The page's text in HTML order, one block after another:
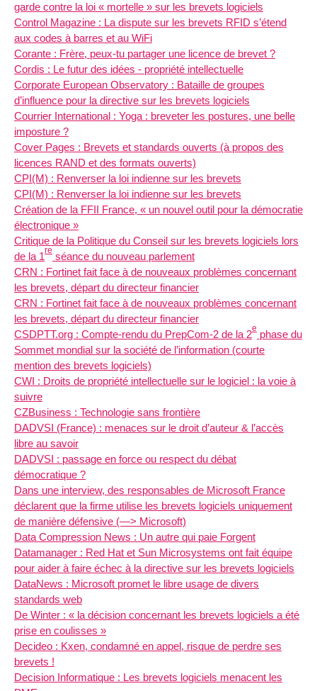
garde contre la loi « mortelle » sur les brevets logiciels
Control Magazine : La dispute sur les brevets RFID s’étend
aux codes à barres et au WiFi
Corante : Frère, peux-tu partager une licence de brevet ?
Cordis : Le futur des idées - propriété intellectuelle
Corporate European Observatory : Bataille de groupes
d’influence pour la directive sur les brevets logiciels
Courrier International : Yoga : breveter les postures, une belle
imposture ?
Cover Pages : Brevets et standards ouverts (à propos des
licences RAND et des formats ouverts)
CPI(M) : Renverser la loi indienne sur les brevets
CPI(M) : Renverser la loi indienne sur les brevets
Création de la FFII France, « un nouvel outil pour la démocratie
électronique »
Critique de la Politique du Conseil sur les brevets logiciels lors
de la 1re séance du nouveau parlement
CRN : Fortinet fait face à de nouveaux problèmes concernant
les brevets, départ du directeur financier
CRN : Fortinet fait face à de nouveaux problèmes concernant
les brevets, départ du directeur financier
CSDPTT.org : Compte-rendu du PrepCom-2 de la 2e phase du
Sommet mondial sur la société de l’information (courte
mention des brevets logiciels)
CWI : Droits de propriété intellectuelle sur le logiciel : la voie à
suivre
CZBusiness : Technologie sans frontière
DADVSI (France) : menaces sur le droit d’auteur & l’accès
libre au savoir
DADVSI : passage en force ou respect du débat
démocratique ?
Dans une interview, des responsables de Microsoft France
déclarent que la firme utilise les brevets logiciels uniquement
de manière défensive (—> Microsoft)
Data Compression News : Un autre qui paie Forgent
Datamanager : Red Hat et Sun Microsystems ont fait équipe
pour aider à faire échec à la directive sur les brevets logiciels
DataNews : Microsoft promet le libre usage de divers
standards web
De Winter : « la décision concernant les brevets logiciels a été
prise en coulisses »
Decideo : Kxen, condamné en appel, risque de perdre ses
brevets !
Decision Informatique : Les brevets logiciels menacent les